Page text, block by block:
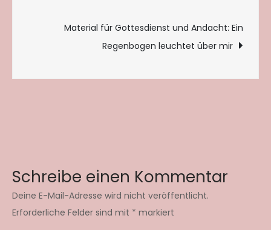
Material für Gottesdienst und Andacht: Ein
Regenbogen leuchtet über mir
Schreibe einen Kommentar
Deine E-Mail-Adresse wird nicht veröffentlicht.
Erforderliche Felder sind mit * markiert